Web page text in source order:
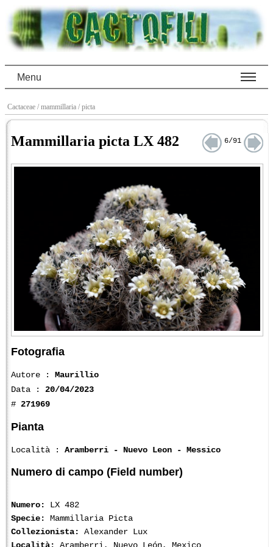
Menu
Cactaceae / mammillaria / picta
Mammillaria picta LX 482 6/91
Fotografia
Autore : Maurillio
Data : 20/04/2023
# 271969
Pianta
Località : Aramberri - Nuevo Leon - Messico
Numero di campo (Field number)
Numero:
LX 482
Specie:
Mammillaria Picta
Collezionista:
Alexander Lux